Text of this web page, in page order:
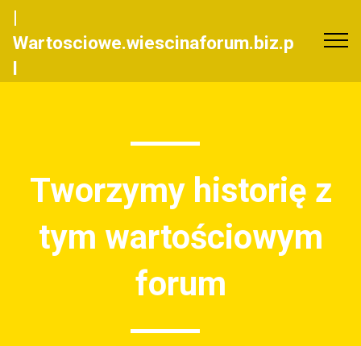
|
Wartosciowe.wiescinaforum.biz.p
Tworzymy historię z
tym wartościowym
forum